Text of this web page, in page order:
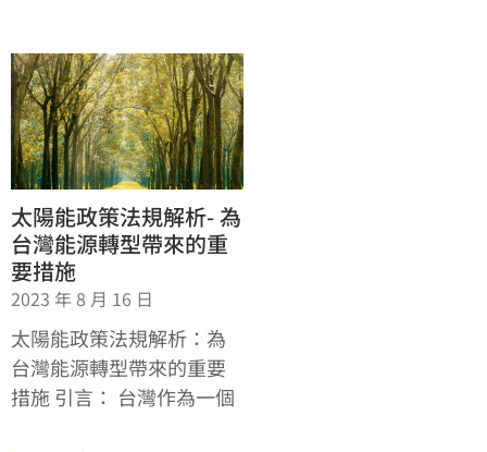
太陽能政策法規解析- 為
台灣能源轉型帶來的重
要措施
2023 年 8 月 16 日
太陽能政策法規解析：為
台灣能源轉型帶來的重要
措施 引言： 台灣作為一個